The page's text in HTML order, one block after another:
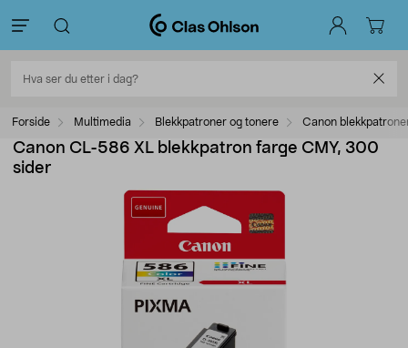
Forside Multimedia Blekkpatroner og tonere Canon
Canon CL-586 XL blekkpatron farge CMY, 300
sider